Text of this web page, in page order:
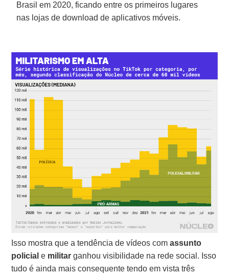
Brasil em 2020, ficando entre os primeiros lugares
nas lojas de download de aplicativos móveis.
Isso mostra que a tendência de vídeos comassunto
policial e militar ganhou visibilidade na rede social. Isso
tudo é ainda mais consequente tendo em vista três